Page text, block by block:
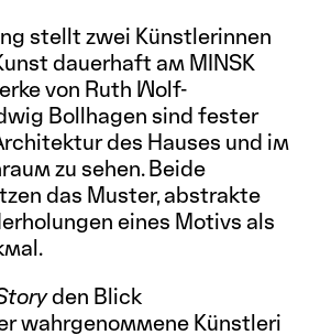
stellt zwei Künstlerinnen
dauerhaft am MINSK
von Ruth Wolf-
Bollhagen sind fester
des Hauses und im
zu sehen. Beide
das Muster, abstrakte
eines Motivs als
den Blick
wahrgenommene Künstleri